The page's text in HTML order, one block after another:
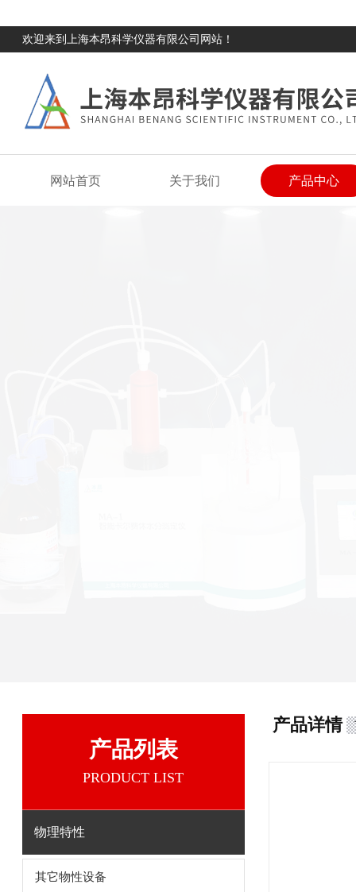
欢迎来到上海本昂科学仪器有限公司网站！
网站首页 关于我们 产品中心
产品列表
PRODUCT LIST
物理特性
其它物性设备
产品详情